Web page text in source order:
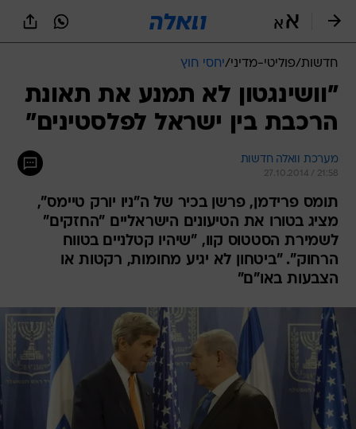
חדשות/פוליטי-מדיני/יחסי חוץ
"וושינגטון לא תמנע את תאונת
הרכבת בין ישראל לפלסטינים"
מערכת וואלה חדשות
27.10.2014 / 21:58
תומס פרידמן, פרשן בכיר של ה"ניו יורק טיימס",
מציג בטורו את הטיעונים הישראליים "החזקים"
לשמירת הסטטוס קוו, "שיהיו קטלניים בטווח
הרחוק". "ביטחון לא יגיע מחומות, רקטות או
הצבעות באו"ם"